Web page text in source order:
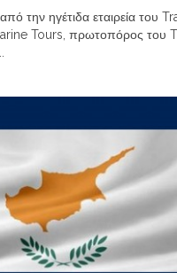
την ηγέτιδα εταιρεία του
Tours, πρωτοπόρος του